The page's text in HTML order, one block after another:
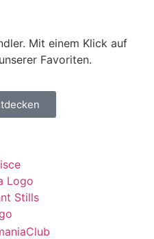
Mit einem Klick auf
Favoriten.